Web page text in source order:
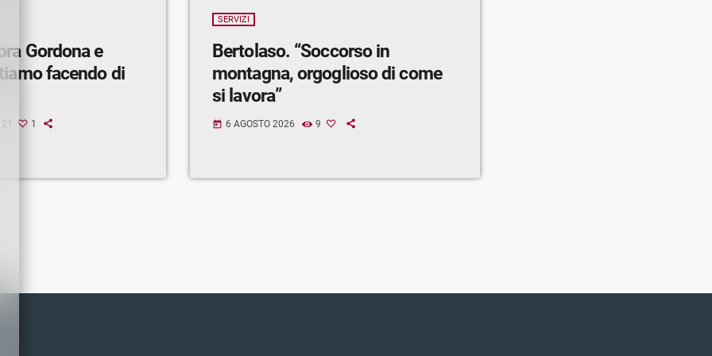
Gordona e
facendo di
21 1
SERVIZI
Bertolaso. “Soccorso in
montagna, orgoglioso di come
si lavora”
today 6 AGOSTO 2026 9